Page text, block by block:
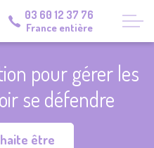
03 60 12 37 76
France entière
pour gérer les
se défendre
être